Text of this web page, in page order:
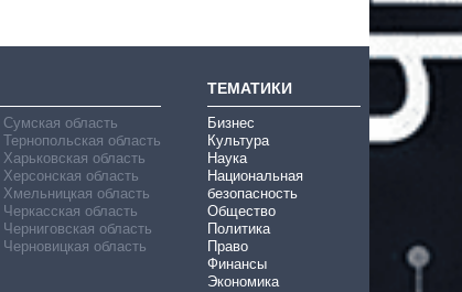
Сумская область
Тернопольская область
Харьковская область
Херсонская область
Хмельницкая область
Черкасская область
Черниговская область
Черновицкая область
ТЕМАТИКИ
Бизнес
Культура
Наука
Национальная
безопасность
Общество
Политика
Право
Финансы
Экономика